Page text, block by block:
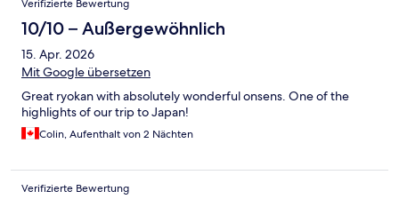
Verifizierte Bewertung
10/10 – Außergewöhnlich
15. Apr. 2026
Mit Google übersetzen
Great ryokan with absolutely wonderful onsens. One of the
highlights of our trip to Japan!
Colin, Aufenthalt von 2 Nächten
Verifizierte Bewertung